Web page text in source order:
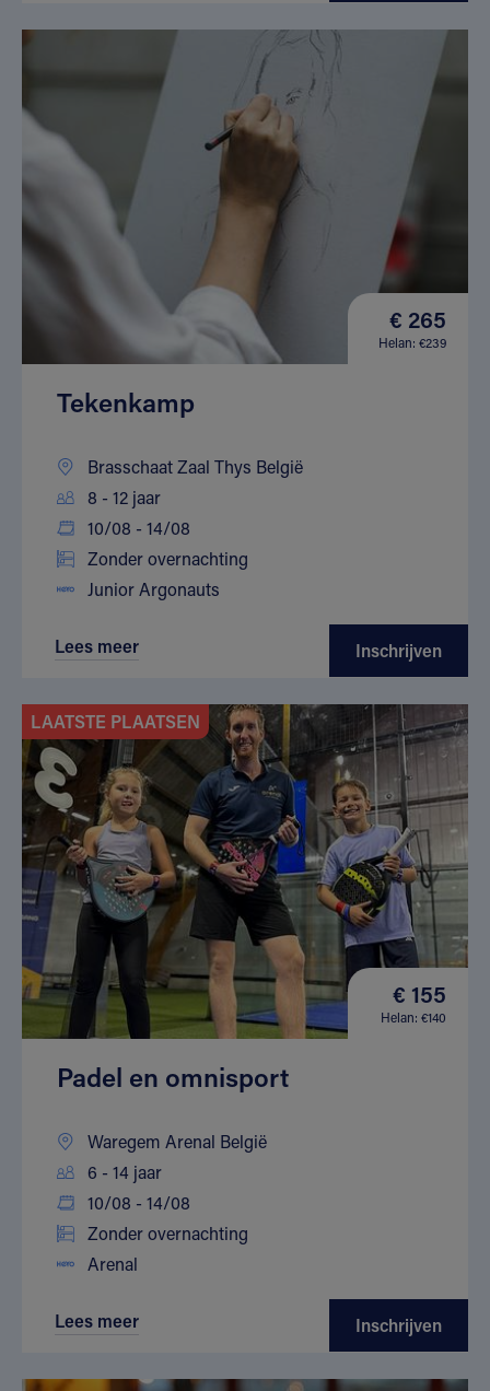
€ 265
Helan: €239
Tekenkamp
Brasschaat Zaal Thys België
8 - 12 jaar
10/08 - 14/08
Zonder overnachting
Junior Argonauts
Lees meer Inschrijven
LAATSTE PLAATSEN
€ 155
Helan: €140
Padel en omnisport
Waregem Arenal België
6 - 14 jaar
10/08 - 14/08
Zonder overnachting
Arenal
Lees meer Inschrijven